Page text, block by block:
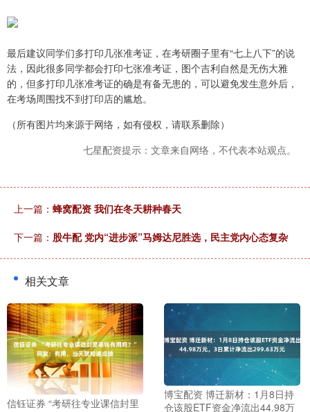
最后建议同学们多打印几张准考证，在考研圈子里有“七上八下”的说
法，因此很多同学都会打印七张准考证，图个吉利自然是无伤大雅
的，但多打印几张准考证的确是有备无患的，可以避免发生意外后，
在考场周围找不到打印店的尴尬。
（所有图片均来源于网络，如有侵权，请联系删除）
七星配资提示：文章来自网络，不代表本站观点。
上一篇： 蜂窝配资 我们在冬天耕种春天
下一篇： 股牛配 党内“进步派”马姆达尼胜选，民主党内心态复杂
相关文章
信钰证券 “考研往专业课信封里
博宝配资 博迁新材：1月8日持
仓该股ETF资金净流出44.98万